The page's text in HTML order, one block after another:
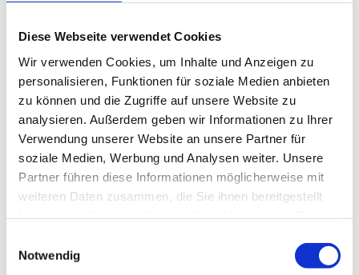
Diese Webseite verwendet Cookies
Wir verwenden Cookies, um Inhalte und Anzeigen zu
personalisieren, Funktionen für soziale Medien anbieten
zu können und die Zugriffe auf unsere Website zu
analysieren. Außerdem geben wir Informationen zu Ihrer
Verwendung unserer Website an unsere Partner für
soziale Medien, Werbung und Analysen weiter. Unsere
Partner führen diese Informationen möglicherweise mit
weiteren Daten zusammen, die Sie ihnen bereitgestellt
Notwendig
Musikanlage, Sat/Smart-TV Flatscreen, WLAN
Zwei Schlafzimmer,eines mit Doppelbett 200x180 cm,
direkt daneben das zweite Schlafzimmer mit Bett 200x140
cm.
Geräumige Einbauschränke in beiden Zimmern
Bad mit Dusche/WC/Bidet
Fußbodenheizung
Terrasse mit Weitsichtins Grüne, Naschgarten und
Ziergarten direkt vor der Haustüre. Dazu Terrassenmöbel
und extra rückenfreundliche Profi-Relaxliegen